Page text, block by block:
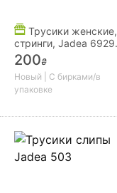
Трусики женские,
стринги, Jadea 6929
трусики стринг
200₴
Новый | С бирками/в
упаковке